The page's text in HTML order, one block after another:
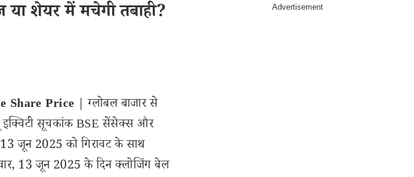
शेयर में मचेगी तबाही?
Share Price | ग्लोबल बाजार से
सूचकांक BSE सेंसेक्स और
जून 2025 को गिरावट के साथ
13 जून 2025 के दिन क्लोजिंग बेल